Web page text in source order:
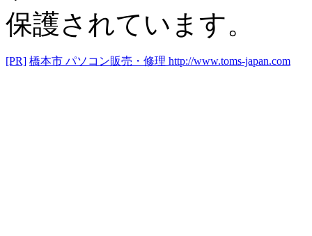
保護されています。
[PR] 橋本市 パソコン販売・修理 http://www.toms-japan.com